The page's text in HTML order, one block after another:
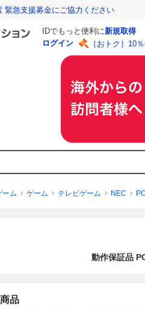
緊急支援募金にご協力ください
IDでもっと便利に新規取得
ログイン
［おトク］10
ーム ゲーム テレビゲーム NEC
動作保証品
品